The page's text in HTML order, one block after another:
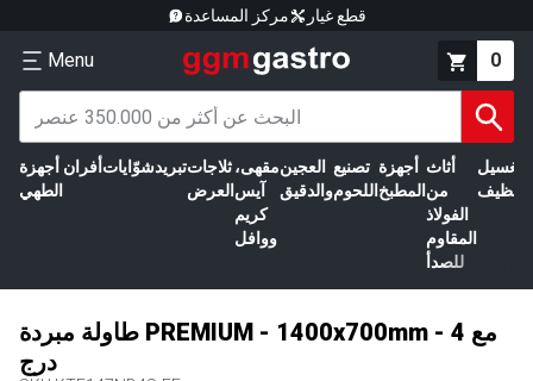
مركز المساعدة قطع غيار
Menu 0
أجهزة
الطهي
أفران شوّاياتتبريدثلاجات
العرض
مقهى،
آيس
كريم
ووافل
العجين
والدقيق
تصنيع
اللحوم
أجهزة
المطبخ
أثاث
من
الفولاذ
المقاوم
للصدأ
الغسيل
طاولة مبردة PREMIUM - 1400x700mm - مع 4
درج